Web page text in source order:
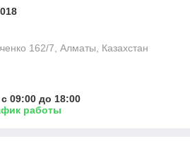
162/7, Алматы, Казахстан
09:00 до 18:00
работы